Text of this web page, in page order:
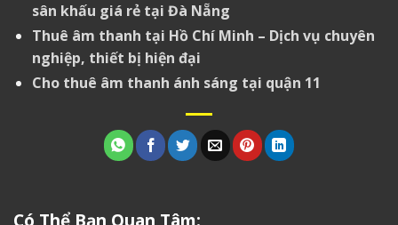
sân khấu giá rẻ tại Đà Nẵng
Thuê âm thanh tại Hồ Chí Minh – Dịch vụ chuyên
nghiệp, thiết bị hiện đại
Cho thuê âm thanh ánh sáng tại quận 11